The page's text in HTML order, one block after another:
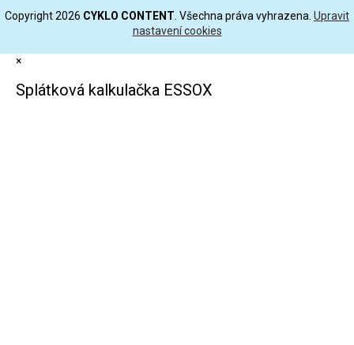
Copyright 2026 CYKLO CONTENT . Všechna práva vyhrazena. Upravit
nastavení cookies
×
Splátková kalkulačka ESSOX